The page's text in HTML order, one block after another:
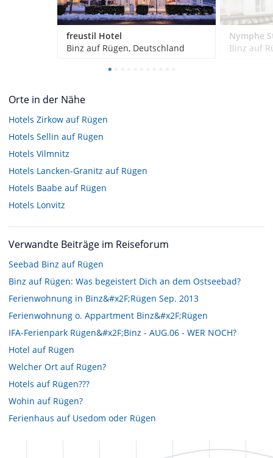
freustil Hotel
Binz auf Rügen, Deutschland
Binz auf
Orte in der Nähe
Hotels Zirkow auf Rügen
Hotels Sellin auf Rügen
Hotels Vilmnitz
Hotels Lancken-Granitz auf Rügen
Hotels Baabe auf Rügen
Hotels Lonvitz
Verwandte Beiträge im Reiseforum
Seebad Binz auf Rügen
Binz auf Rügen: Was begeistert Dich an dem Ostseebad?
Ferienwohnung in Binz&#x2F;Rügen Sep. 2013
Ferienwohnung o. Appartment Binz&#x2F;Rügen
IFA-Ferienpark Rügen&#x2F;Binz - AUG.06 - WER NOCH?
Hotel auf Rügen
Welcher Ort auf Rügen?
Hotels auf Rügen???
Wohin auf Rügen?
Ferienhaus auf Usedom oder Rügen